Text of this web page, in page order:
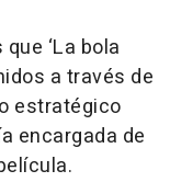
‘La bola
a través de
estratégico
encargada de